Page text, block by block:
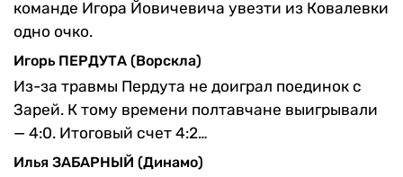
команде Игора Йовичевича увезти из Ковалевки
одно очко.
Игорь ПЕРДУТА (Ворскла)
Из-за травмы Пердута не доиграл поединок с
Зарей. К тому времени полтавчане выигрывали
— 4:0. Итоговый счет 4:2…
Илья ЗАБАРНЫЙ (Динамо)